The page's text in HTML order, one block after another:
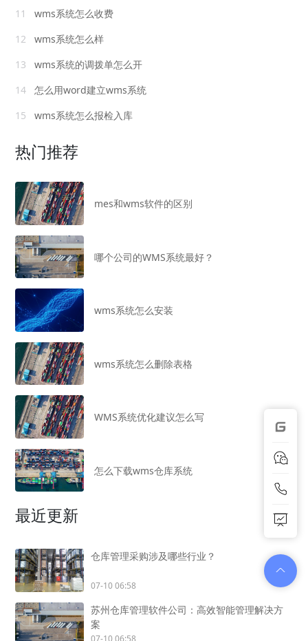
11
wms系统怎么收费
12
wms系统怎么样
13
wms系统的调拨单怎么开
14
怎么用word建立wms系统
15
wms系统怎么报检入库
热门推荐
mes和wms软件的区别
哪个公司的WMS系统最好？
wms系统怎么安装
wms系统怎么删除表格
WMS系统优化建议怎么写
怎么下载wms仓库系统
最近更新
仓库管理采购涉及哪些行业？
07-10 06:58
苏州仓库管理软件公司：高效智能管理解决方
案